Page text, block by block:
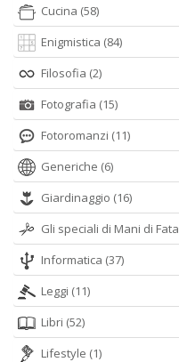
Cucina (58)
Enigmistica (84)
Filosofia (2)
Fotografia (15)
Fotoromanzi (11)
Generiche (6)
Giardinaggio (16)
Gli speciali di Mani di Fata
Informatica (37)
Leggi (11)
Libri (52)
Lifestyle (1)